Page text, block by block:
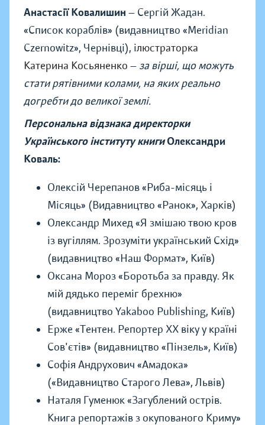
Анастасії Ковалишин — Сергій Жадан.
«Список кораблів» (видавництво «Meridian
Czernowitz», Чернівці), ілюстраторка
Катерина Косьяненко — за вірші, щоможуть
стати рятівними колами, на яких реально
догребти до великої землі.
Персональна відзнака директорки
Українського інституту книгиОлександри
Коваль:
Олексій Черепанов «Риба-місяць і
Місяць» (Видавництво «Ранок», Харків)
Олександр Михед «Я змішаю твою кров
із вугіллям. Зрозуміти український Схід»
(видавництво «Наш Формат», Київ)
Оксана Мороз «Боротьба за правду. Як
мій дядько переміг брехню»
(видавництво Yakaboo Publishing, Київ)
Ерже «Тентен. Репортер ХХ віку у країні
Сов'єтів» (видавництво «Пінзель», Київ)
Софія Андрухович «Амадока»
(«Видавництво Старого Лева», Львів)
Наталя Гуменюк «Загублений острів.
Книга репортажів з окупованого Криму»